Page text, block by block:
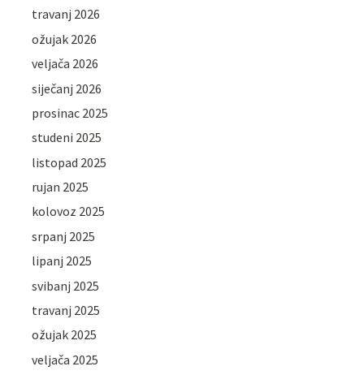
travanj 2026
ožujak 2026
veljača 2026
siječanj 2026
prosinac 2025
studeni 2025
listopad 2025
rujan 2025
kolovoz 2025
srpanj 2025
lipanj 2025
svibanj 2025
travanj 2025
ožujak 2025
veljača 2025